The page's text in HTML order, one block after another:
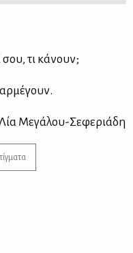
τι κά­νουν;
Με­γά­λου-Σε­φε­ριά­δη